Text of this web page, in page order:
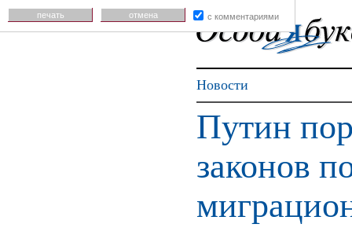
Новости
Путин
законов
печать отмена с комментариями